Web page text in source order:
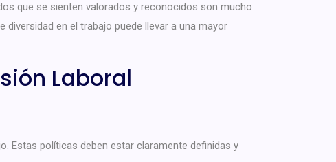
que se sienten valorados y reconocidos son mucho
en el trabajo puede llevar a una mayor
Laboral
Estas políticas deben estar claramente definidas y